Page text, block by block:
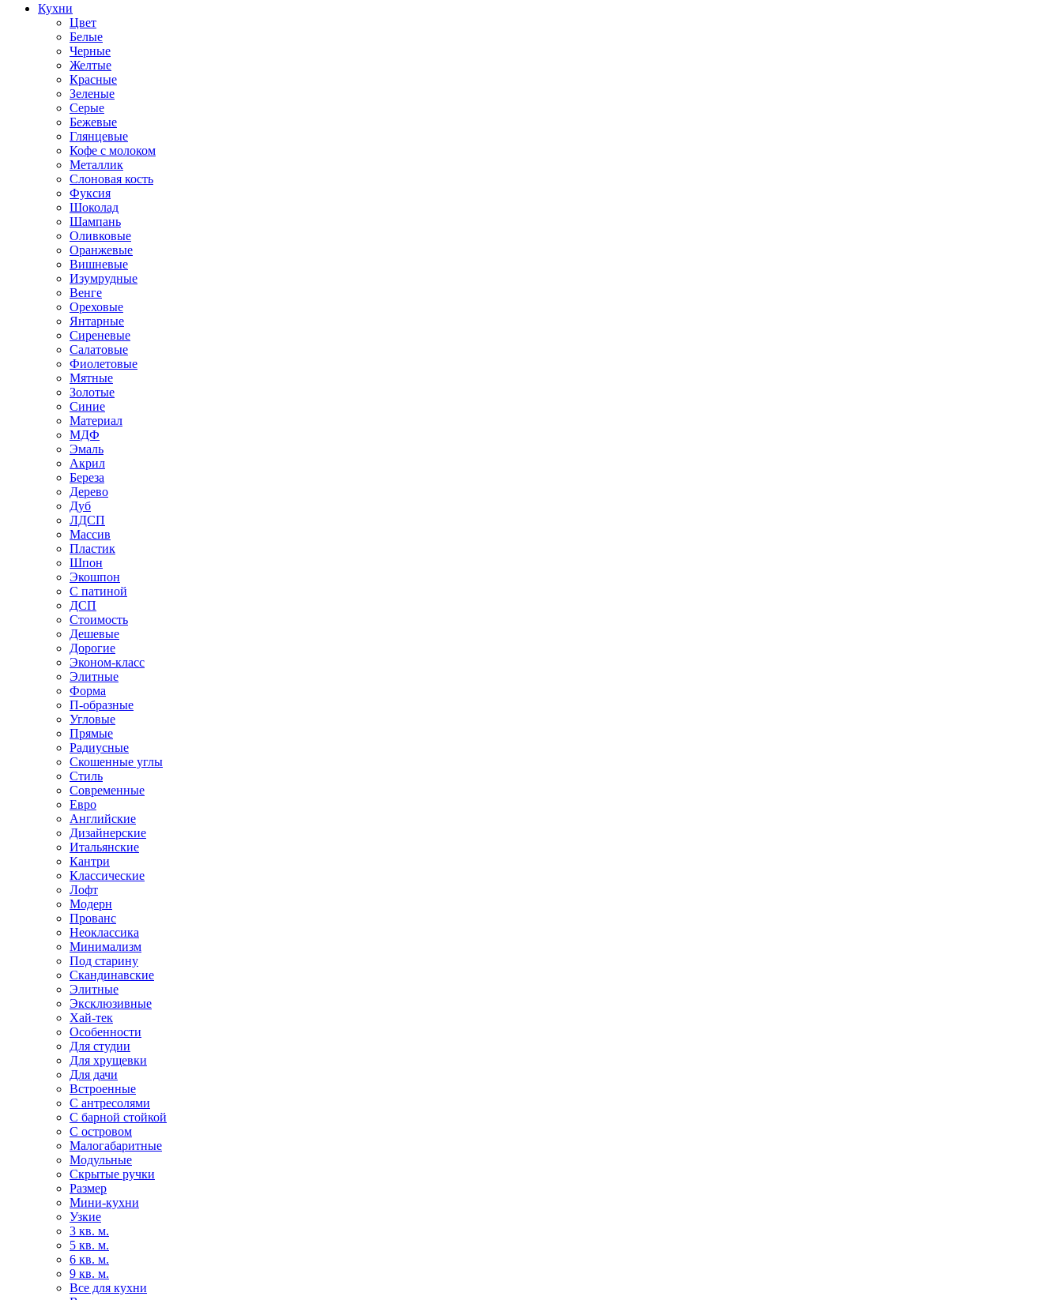
Кухни
Цвет
Белые
Черные
Желтые
Красные
Зеленые
Серые
Бежевые
Глянцевые
Кофе с молоком
Металлик
Слоновая кость
Фуксия
Шоколад
Шампань
Оливковые
Оранжевые
Вишневые
Изумрудные
Венге
Ореховые
Янтарные
Сиреневые
Салатовые
Фиолетовые
Мятные
Золотые
Синие
Материал
МДФ
Эмаль
Акрил
Береза
Дерево
Дуб
ЛДСП
Массив
Пластик
Шпон
Экошпон
С патиной
ДСП
Стоимость
Дешевые
Дорогие
Эконом-класс
Элитные
Форма
П-образные
Угловые
Прямые
Радиусные
Скошенные углы
Стиль
Современные
Евро
Английские
Дизайнерские
Итальянские
Кантри
Классические
Лофт
Модерн
Прованс
Неоклассика
Минимализм
Под старину
Скандинавские
Элитные
Эксклюзивные
Хай-тек
Особенности
Для студии
Для хрущевки
Для дачи
Встроенные
С антресолями
С барной стойкой
С островом
Малогабаритные
Модульные
Скрытые ручки
Размер
Мини-кухни
Узкие
3 кв. м.
5 кв. м.
6 кв. м.
9 кв. м.
Все для кухни